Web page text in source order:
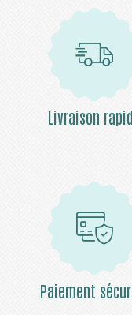
Livraison
Paiement